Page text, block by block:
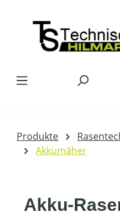
Produkte
Akkumäher
Akku-